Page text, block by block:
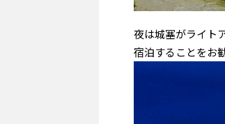
夜は城塞がライト
宿泊することをお